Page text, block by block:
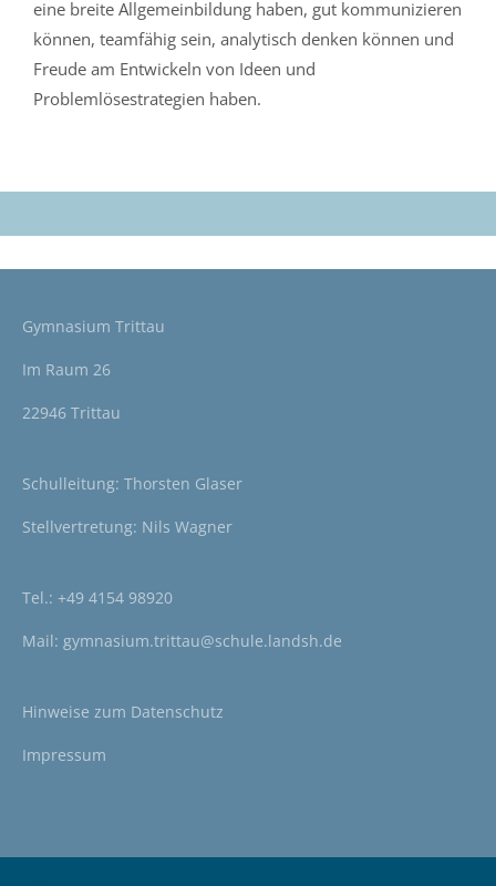
eine breite Allgemeinbildung haben, gut kommunizieren
können, teamfähig sein, analytisch denken können und
Freude am Entwickeln von Ideen und
Problemlösestrategien haben.
Gymnasium Trittau
Im Raum 26
22946 Trittau
Schulleitung: Thorsten Glaser
Stellvertretung: Nils Wagner
Tel.: +49 4154 98920
Mail: gymnasium.trittau@schule.landsh.de
Hinweise zum Datenschutz
Impressum